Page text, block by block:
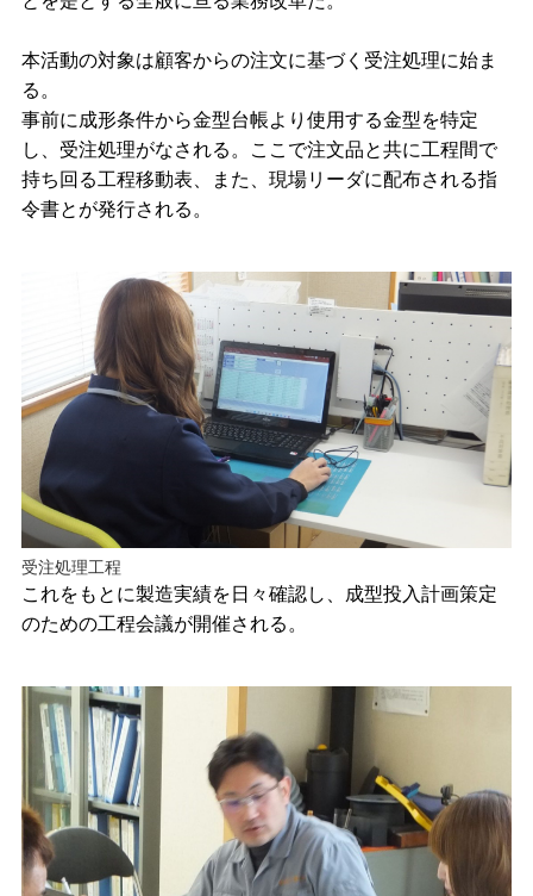
本活動の対象は顧客からの注文に基づく受注処理に始ま
る。
事前に成形条件から金型台帳より使用する金型を特定
し、受注処理がなされる。ここで注文品と共に工程間で
持ち回る工程移動表、また、現場リーダに配布される指
令書とが発行される。
受注処理工程
これをもとに製造実績を日々確認し、成型投入計画策定
のための工程会議が開催される。